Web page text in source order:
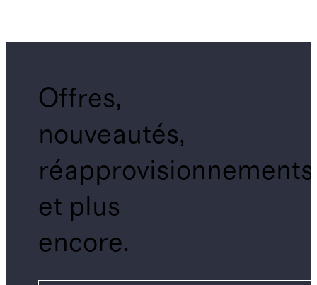
Offres,
nouveautés,
réapprovisionnements
et plus
encore.